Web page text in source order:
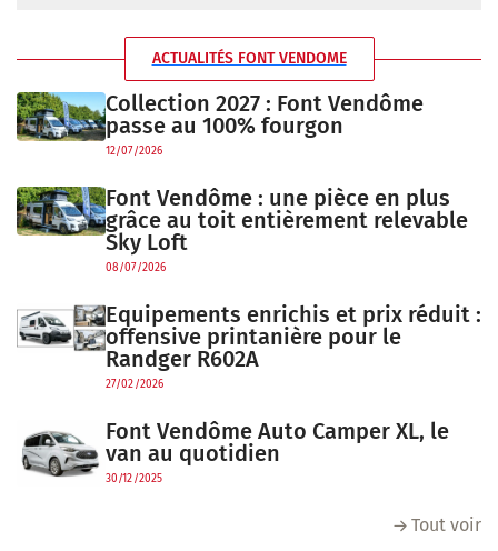
ACTUALITÉS FONT VENDOME
Collection 2027 : Font Vendôme
passe au 100% fourgon
12/07/2026
Font Vendôme : une pièce en plus
grâce au toit entièrement relevable
Sky Loft
08/07/2026
Equipements enrichis et prix réduit :
offensive printanière pour le
Randger R602A
27/02/2026
Font Vendôme Auto Camper XL, le
van au quotidien
30/12/2025
Tout voir